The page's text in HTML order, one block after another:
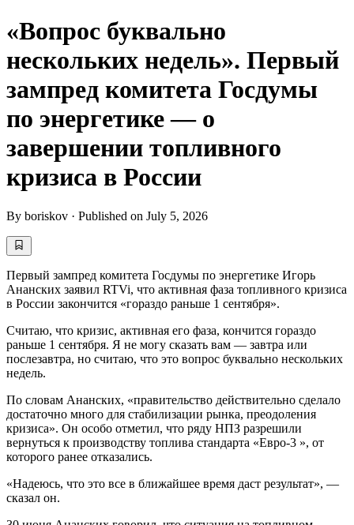
«Вопрос буквально
нескольких недель». Первый
зампред комитета Госдумы
по энергетике — о
завершении топливного
кризиса в России
By boriskov · Published on July 5, 2026
Первый зампред комитета Госдумы по энергетике Игорь
Ананских заявил RTVi, что активная фаза топливного кризиса
в России закончится «гораздо раньше 1 сентября».
Считаю, что кризис, активная его фаза, кончится гораздо
раньше 1 сентября. Я не могу сказать вам — завтра или
послезавтра, но считаю, что это вопрос буквально нескольких
недель.
По словам Ананских, «правительство действительно сделало
достаточно много для стабилизации рынка, преодоления
кризиса». Он особо отметил, что ряду НПЗ разрешили
вернуться к производству топлива стандарта «Евро-3 », от
которого ранее отказались.
«Надеюсь, что это все в ближайшее время даст результат», —
сказал он.